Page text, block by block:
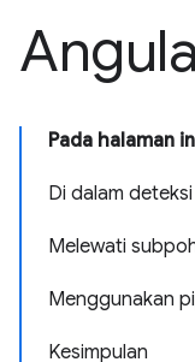
Pada halaman
Di dalam
Melewati
Menggunakan
Kesimpulan